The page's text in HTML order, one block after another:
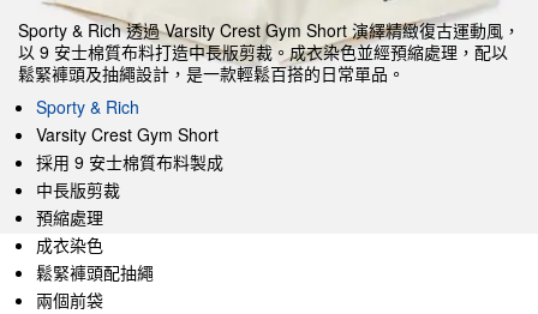
Sporty & Rich 透過 Varsity Crest Gym Short 演繹精緻復古運動風，
以 9 安士棉質布料打造中長版剪裁。成衣染色並經預縮處理，配以
鬆緊褲頭及抽繩設計，是一款輕鬆百搭的日常單品。
Sporty & Rich
Varsity Crest Gym Short
採用 9 安士棉質布料製成
中長版剪裁
預縮處理
成衣染色
鬆緊褲頭配抽繩
兩個前袋